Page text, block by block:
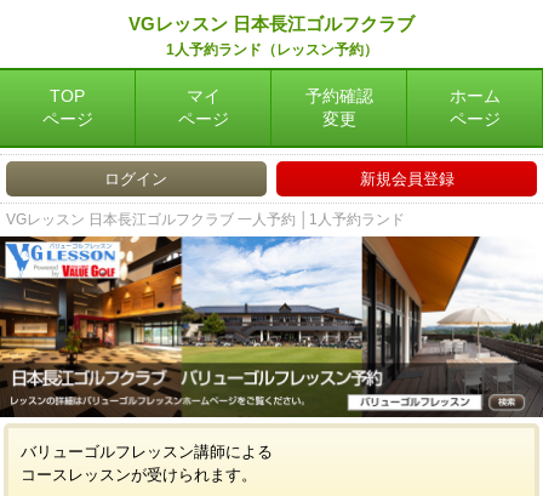
VGレッスン 日本長江ゴルフクラブ
1人予約ランド（レッスン予約）
TOP
ページ
マイ
ページ
予約確認
変更
ホーム
ページ
ログイン 新規会員登録
VGレッスン 日本長江ゴルフクラブ 一人予約 │1人予約ランド
バリューゴルフレッスン講師による
コースレッスンが受けられます。